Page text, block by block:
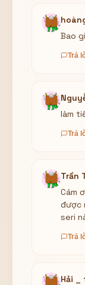
Bao
Trả
làm
Trả
Trần
Cám
được
seri
Trả
Hải _